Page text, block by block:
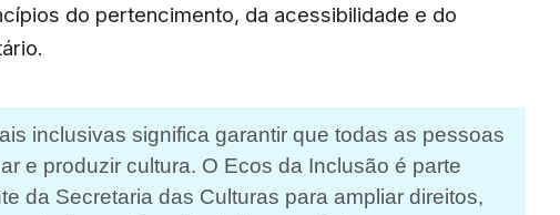
do pertencimento, da acessibilidade e do
inclusivas significa garantir que todas as pessoas
e produzir cultura. O Ecos da Inclusão é parte
da Secretaria das Culturas para ampliar direitos,